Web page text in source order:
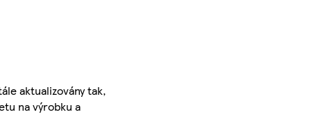
aktualizovány tak,
na výrobku a